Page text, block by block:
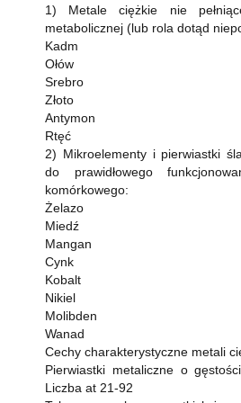
1) Metale ciężkie nie
metabolicznej (lub rola dotąd
Kadm
Ołów
Srebro
Złoto
Antymon
Rtęć
2) Mikroelementy i pierwiastki
do prawidłowego
komórkowego:
Żelazo
Miedź
Mangan
Cynk
Kobalt
Nikiel
Molibden
Wanad
Cechy charakterystyczne metali
Pierwiastki metaliczne o
Liczba at 21-92